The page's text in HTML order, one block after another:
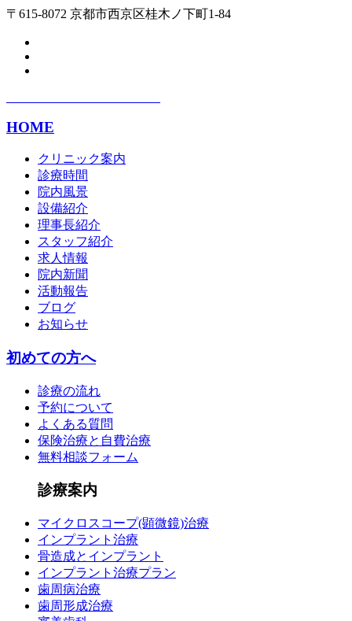
〒615-8072 京都市西京区桂木ノ下町1-84
HOME
クリニック案内
診療時間
院内風景
設備紹介
理事長紹介
スタッフ紹介
求人情報
院内新聞
活動報告
ブログ
お知らせ
初めての方へ
診療の流れ
予約について
よくある質問
保険治療と自費治療
無料相談フォーム
診療案内
マイクロスコープ(顕微鏡)治療
インプラント治療
骨造成とインプラント
インプラント治療プラン
歯周病治療
歯周形成治療